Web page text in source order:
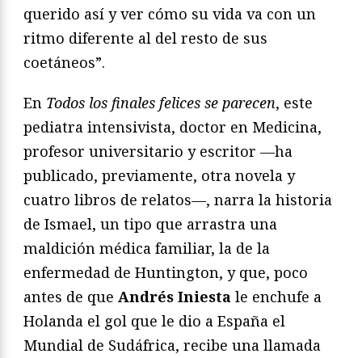
querido así y ver cómo su vida va con un
ritmo diferente al del resto de sus
coetáneos”.
En Todos los finales felices se parecen, este
pediatra intensivista, doctor en Medicina,
profesor universitario y escritor —ha
publicado, previamente, otra novela y
cuatro libros de relatos—, narra la historia
de Ismael, un tipo que arrastra una
maldición médica familiar, la de la
enfermedad de Huntington, y que, poco
antes de que Andrés Iniesta le enchufe a
Holanda el gol que le dio a España el
Mundial de Sudáfrica, recibe una llamada